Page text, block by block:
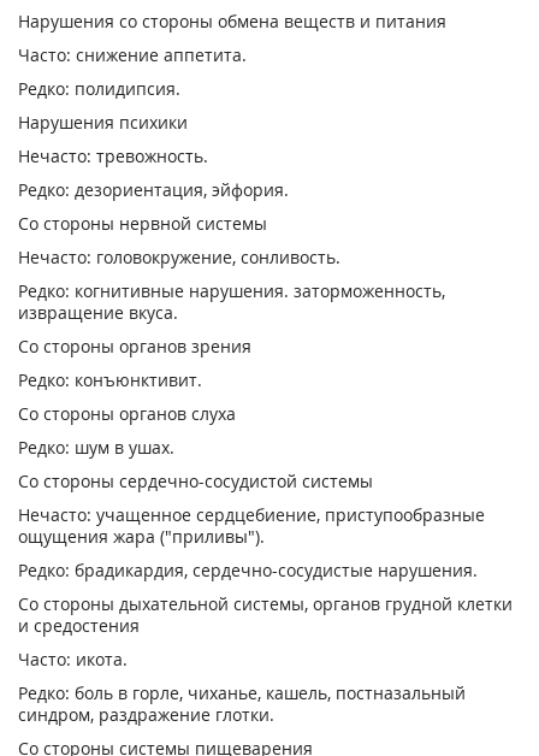
Нарушения со стороны обмена веществ и питания
Часто: снижение аппетита.
Редко: полидипсия.
Нарушения психики
Нечасто: тревожность.
Редко: дезориентация, эйфория.
Со стороны нервной системы
Нечасто: головокружение, сонливость.
Редко: когнитивные нарушения. заторможенность,
извращение вкуса.
Со стороны органов зрения
Редко: конъюнктивит.
Со стороны органов слуха
Редко: шум в ушах.
Со стороны сердечно-сосудистой системы
Нечасто: учащенное сердцебиение, приступообразные
ощущения жара ("приливы").
Редко: брадикардия, сердечно-сосудистые нарушения.
Со стороны дыхательной системы, органов грудной клетки
и средостения
Часто: икота.
Редко: боль в горле, чиханье, кашель, постназальный
синдром, раздражение глотки.
Со стороны системы пищеварения